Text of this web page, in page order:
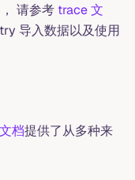
请参考 trace 文
导入数据以及使用
档提供了从多种来